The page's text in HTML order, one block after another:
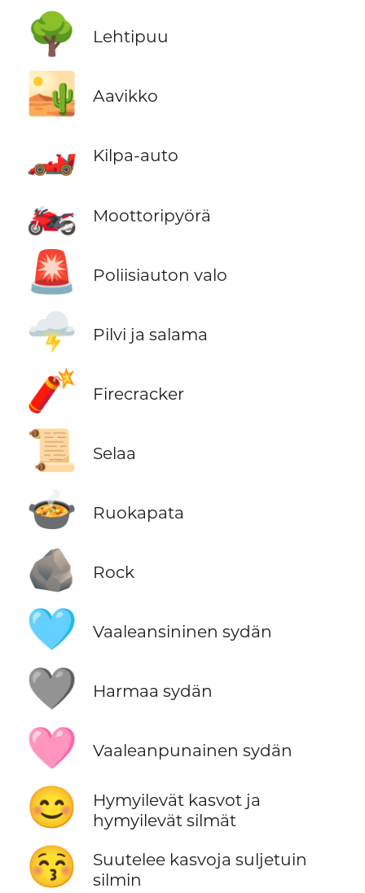
🌳 Lehtipuu
🏜️ Aavikko
🏎️ Kilpa-auto
🏍️ Moottoripyörä
🚨 Poliisiauton valo
🌩️ Pilvi ja salama
🧨 Firecracker
📜 Selaa
🍲 Ruokapata
🪨 Rock
🩵 Vaaleansininen sydän
🩶 Harmaa sydän
🩷 Vaaleanpunainen sydän
😊
Hymyilevät kasvot ja
hymyilevät silmät
😚
Suutelee kasvoja suljetuin
silmin